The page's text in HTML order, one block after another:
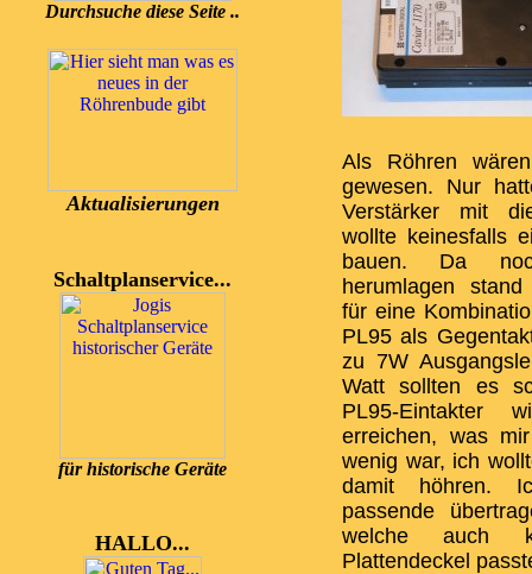
Durchsuche diese Seite ..
Aktualisierungen
Schaltplanservice...
für historische Geräte
HALLO...
Als Röhren
gewesen. Nur
Verstärker mit
wollte keinesfalls
bauen. Da
herumlagen
für eine
PL95 als
zu 7W
Watt sollten es
PL95-
erreichen, was
wenig war, ich
damit höhren.
passende
welche auch
Plattendeckel